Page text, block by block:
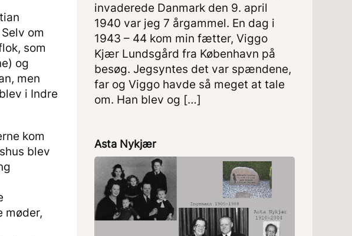
om
som
og
men
i Indre
kom
blev
møder,
invaderede Danmark den 9. april
1940 var jeg 7 årgammel. En dag i
1943 – 44 kom min fætter, Viggo
Kjær Lundsgård fra København på
besøg. Jegsyntes det var spændene,
far og Viggo havde så meget at tale
om. Han blev og […]
Asta Nykjær